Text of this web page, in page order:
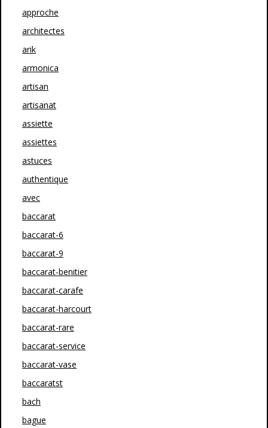
approche
architectes
arik
armonica
artisan
artisanat
assiette
assiettes
astuces
authentique
avec
baccarat
baccarat-6
baccarat-9
baccarat-benitier
baccarat-carafe
baccarat-harcourt
baccarat-rare
baccarat-service
baccarat-vase
baccaratst
bach
bague